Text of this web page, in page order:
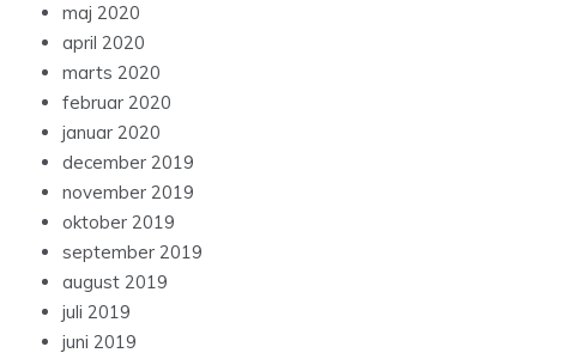
maj 2020
april 2020
marts 2020
februar 2020
januar 2020
december 2019
november 2019
oktober 2019
september 2019
august 2019
juli 2019
juni 2019